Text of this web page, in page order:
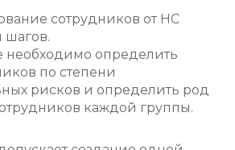
сотрудников от НС
шагов.
необходимо определить
по степени
рисков и определить род
каждой группы.